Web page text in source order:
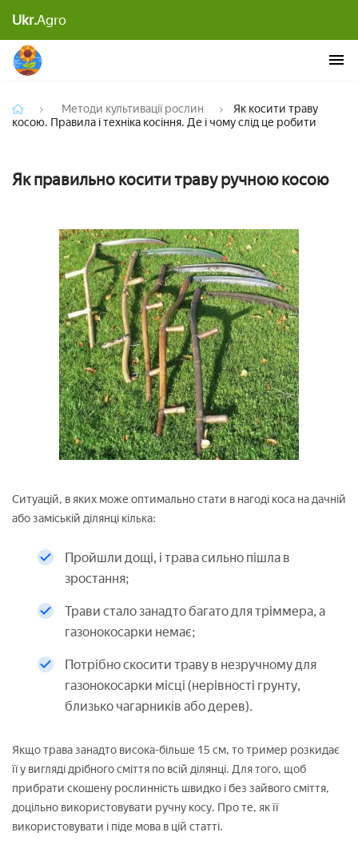
Ukr.AgroДе і чому слід це робити
Методи культивації рослин
Як косити траву
косою. Правила і техніка косіння. Де і чому слід це робити
Як правильно косити траву ручною косою
Ситуацій, в яких може оптимально стати в нагоді коса на дачній
або заміській ділянці кілька:
Пройшли дощі, і трава сильно пішла в
зростання;
Трави стало занадто багато для тріммера, а
газонокосарки немає;
Потрібно скосити траву в незручному для
газонокосарки місці (нерівності грунту,
близько чагарників або дерев).
Якщо трава занадто висока-більше 15 см, то тример розкидає
її у вигляді дрібного сміття по всій ділянці. Для того, щоб
прибрати скошену рослинність швидко і без зайвого сміття,
доцільно використовувати ручну косу. Про те, як її
використовувати і піде мова в цій статті.